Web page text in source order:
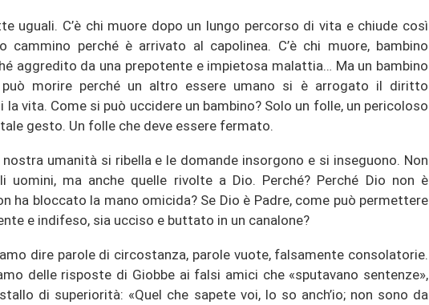
uguali. C’è chi muore dopo un lungo percorso di vita e chiude così
cammino perché è arrivato al capolinea. C’è chi muore, bambino
aggredito da una prepotente e impietosa malattia… Ma un bambino
può morire perché un altro essere umano si è arrogato il diritto
vita. Come si può uccidere un bambino? Solo un folle, un pericoloso
gesto. Un folle che deve essere fermato.
nostra umanità si ribella e le domande insorgono e si inseguono. Non
uomini, ma anche quelle rivolte a Dio. Perché? Perché Dio non è
ha bloccato la mano omicida? Se Dio è Padre, come può permettere
e indifeso, sia ucciso e buttato in un canalone?
dire parole di circostanza, parole vuote, falsamente consolatorie.
delle risposte di Giobbe ai falsi amici che «sputavano sentenze»,
di superiorità: «Quel che sapete voi, lo so anch’io; non sono da